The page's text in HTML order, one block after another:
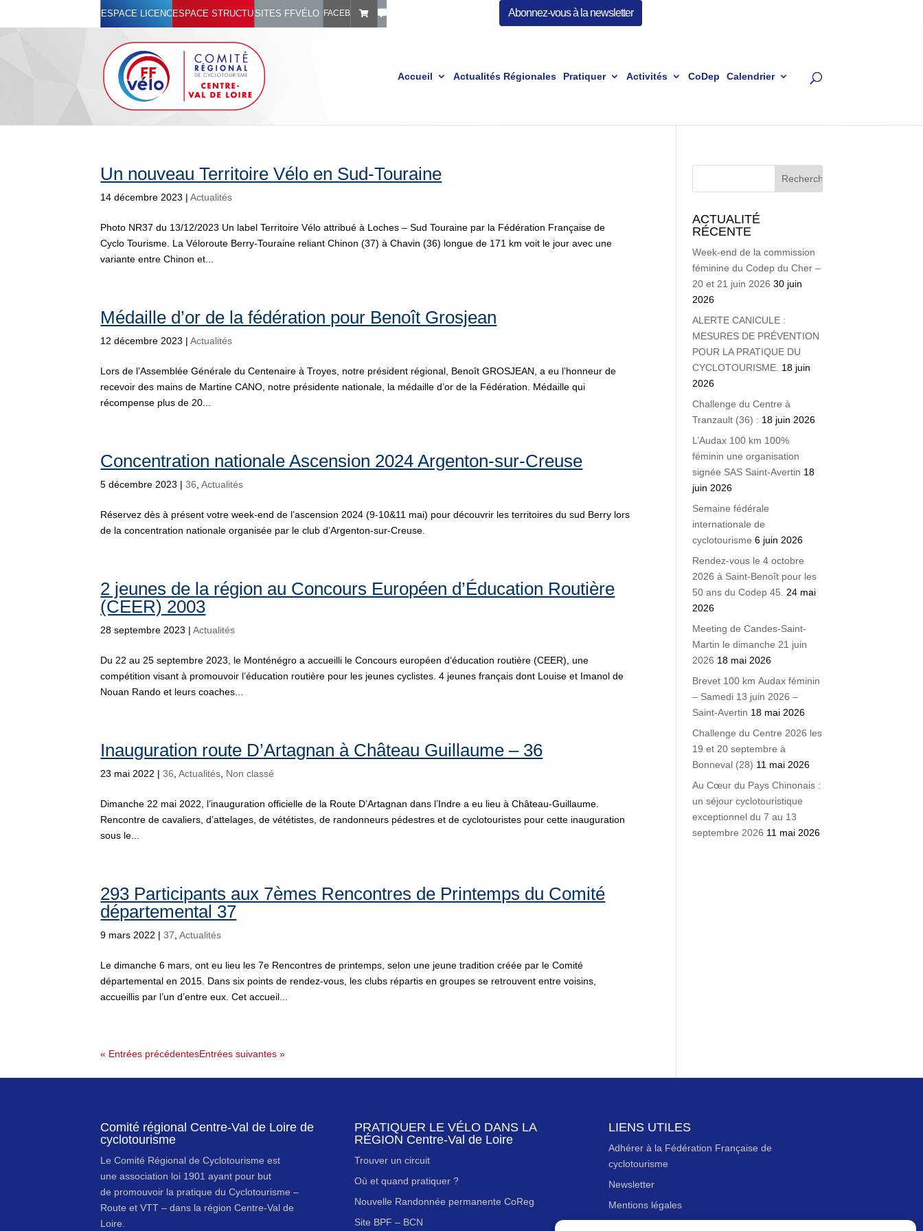
ESPACE LICENCIÉESPACE STRUCTURESSITES FFVÉLO FACEBOOK FFVÉLO Abonnez-vous à la newsletter
Accueil Actualités Régionales Pratiquer Activités CoDep Calendrier
Un nouveau Territoire Vélo en Sud-Touraine
14 décembre 2023 |Actualités
Photo NR37 du 13/12/2023 Un label Territoire Vélo attribué à Loches – Sud Touraine par la Fédération Française de
Cyclo Tourisme. La Véloroute Berry-Touraine reliant Chinon (37) à Chavin (36) longue de 171 km voit le jour avec une
variante entre Chinon et...
Médaille d’or de la fédération pour Benoît Grosjean
12 décembre 2023 |Actualités
Lors de l’Assemblée Générale du Centenaire à Troyes, notre président régional, Benoît GROSJEAN, a eu l’honneur de
recevoir des mains de Martine CANO, notre présidente nationale, la médaille d’or de la Fédération. Médaille qui
récompense plus de 20...
Concentration nationale Ascension 2024 Argenton-sur-Creuse
5 décembre 2023 |36 ,Actualités
Réservez dès à présent votre week-end de l’ascension 2024 (9-10&11 mai) pour découvrir les territoires du sud Berry lors
de la concentration nationale organisée par le club d’Argenton-sur-Creuse.
2 jeunes de la région au Concours Européen d’Éducation Routière
(CEER) 2003
28 septembre 2023 |Actualités
Du 22 au 25 septembre 2023, le Monténégro a accueilli le Concours européen d’éducation routière (CEER), une
compétition visant à promouvoir l’éducation routière pour les jeunes cyclistes. 4 jeunes français dont Louise et Imanol de
Nouan Rando et leurs coaches...
Inauguration route D’Artagnan à Château Guillaume – 36
23 mai 2022 |36 ,Actualités Non classé
Dimanche 22 mai 2022, l’inauguration officielle de la Route D’Artagnan dans l’Indre a eu lieu à Château-Guillaume.
Rencontre de cavaliers, d’attelages, de vététistes, de randonneurs pédestres et de cyclotouristes pour cette inauguration
sous le...
293 Participants aux 7èmes Rencontres de Printemps du Comité
départemental 37
9 mars 2022 |37 ,Actualités
Le dimanche 6 mars, ont eu lieu les 7e Rencontres de printemps, selon une jeune tradition créée par le Comité
départemental en 2015. Dans six points de rendez-vous, les clubs répartis en groupes se retrouvent entre voisins,
accueillis par l’un d’entre eux. Cet accueil...
« Entrées précédentesEntrées suivantes »
ACTUALITÉ
RÉCENTE
Week-end de la commission
féminine du Codep du Cher –
20 et 21 juin 2026 30 juin
2026
ALERTE CANICULE :
MESURES DE PRÉVENTION
POUR LA PRATIQUE DU
CYCLOTOURISME. 18 juin
2026
Challenge du Centre à
Tranzault (36) : 18 juin 2026
L’Audax 100 km 100%
féminin une organisation
signée SAS Saint-Avertin 18
juin 2026
Semaine fédérale
internationale de
cyclotourisme 6 juin 2026
Rendez-vous le 4 octobre
2026 à Saint-Benoît pour les
50 ans du Codep 45.
24 mai
2026
Meeting de Candes-Saint-
Martin le dimanche 21 juin
2026 18 mai 2026
Brevet 100 km Audax féminin
– Samedi 13 juin 2026 –
Saint-Avertin 18 mai 2026
Challenge du Centre 2026 les
19 et 20 septembre à
Bonneval (28) 11 mai 2026
Au Cœur du Pays Chinonais :
un séjour cyclotouristique
exceptionnel du 7 au 13
septembre 2026 11 mai 2026
Comité régional Centre-Val de Loire de
cyclotourisme
Le Comité Régional de Cyclotourisme est
une association loi 1901 ayant pour but
de promouvoir la pratique du Cyclotourisme –
Route et VTT – dans la région Centre-Val de
Loire.
PRATIQUER LE VÉLO DANS LA
RÉGION Centre-Val de Loire
Trouver un circuit
Où et quand pratiquer ?
Nouvelle Randonnée permanente CoReg
Site BPF – BCN
LIENS UTILES
Adhérer à la Fédération Française de
cyclotourisme
Newsletter
Mentions légales